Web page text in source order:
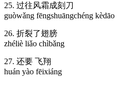
25. 过往风霜成刻刀
guòwǎng fēngshuāngchéng kèdāo
26. 折裂了翅膀
zhéliè liǎo chìbǎng
27. 还要 飞翔
huán yào fēixiáng